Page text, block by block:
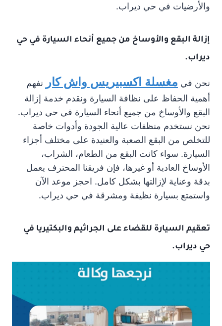
والأرضيات في حي ديراب.
إزالة البقع والأوساخ من جميع أنحاء السيارة في حي
ديراب.
نحن في مغسلة اكسبيريس واش كار
نفهم
أهمية الحفاظ على نظافة السيارة ونقدم خدمة إزالة
البقع والأوساخ من جميع أنحاء السيارة في حي ديراب.
نحن نستخدم منظفات عالية الجودة وأدوات خاصة
للتخلص من البقع الصعبة والعنيدة على مختلف أجزاء
السيارة. سواء كانت البقع من الطعام، الشراب،
الأوساخ العادية أو غيرها، فإن فريقنا المحترف يعمل
بدقة وعناية لإزالتها بشكل كامل. احجز موعد الآن
واستمتع بسيارة نظيفة ومشرقة في حي ديراب.
تعقيم السيارة للقضاء على الجراثيم والبكتيريا في
حي ديراب.